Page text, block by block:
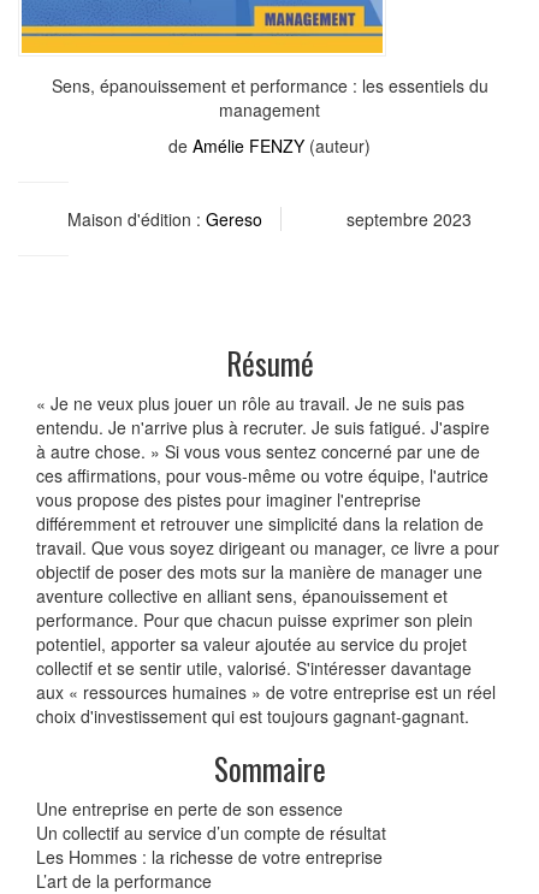
Sens, épanouissement et performance : les essentiels du
management
de Amélie FENZY (auteur)
Maison d'édition : Gereso septembre 2023
Résumé
« Je ne veux plus jouer un rôle au travail. Je ne suis pas
entendu. Je n'arrive plus à recruter. Je suis fatigué. J'aspire
à autre chose. » Si vous vous sentez concerné par une de
ces affirmations, pour vous-même ou votre équipe, l'autrice
vous propose des pistes pour imaginer l'entreprise
différemment et retrouver une simplicité dans la relation de
travail. Que vous soyez dirigeant ou manager, ce livre a pour
objectif de poser des mots sur la manière de manager une
aventure collective en alliant sens, épanouissement et
performance. Pour que chacun puisse exprimer son plein
potentiel, apporter sa valeur ajoutée au service du projet
collectif et se sentir utile, valorisé. S'intéresser davantage
aux « ressources humaines » de votre entreprise est un réel
choix d'investissement qui est toujours gagnant-gagnant.
Sommaire
Une entreprise en perte de son essence
Un collectif au service d’un compte de résultat
Les Hommes : la richesse de votre entreprise
L’art de la performance